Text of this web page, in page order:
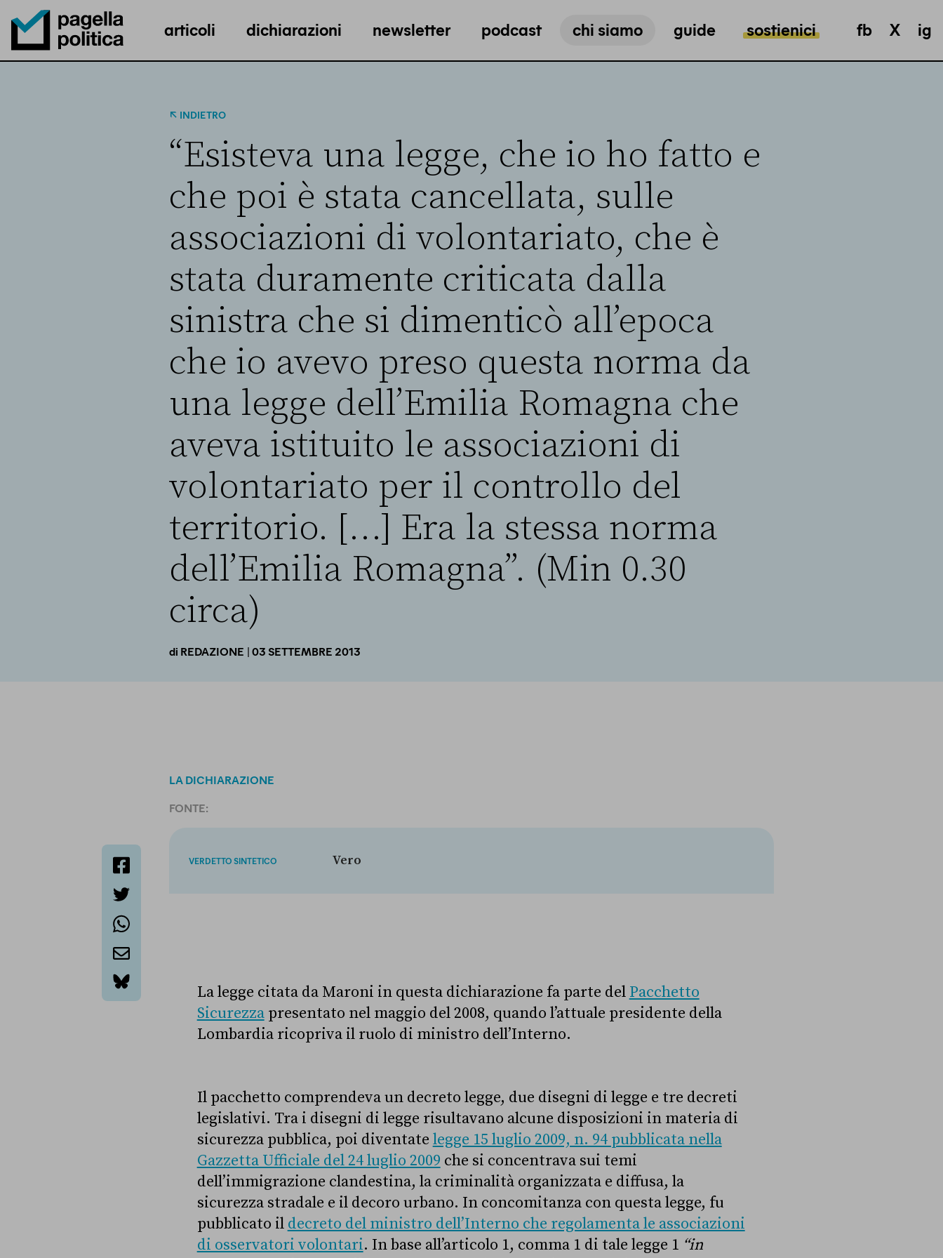
Pagella Politica Logo
articoli dichiarazioni newsletter podcast chi siamo guide sostienici fb X ig
INDIETRO
“Esisteva una legge, che io ho fatto e
che poi è stata cancellata, sulle
associazioni di volontariato, che è
stata duramente criticata dalla
sinistra che si dimenticò all’epoca
che io avevo preso questa norma da
una legge dell’Emilia Romagna che
aveva istituito le associazioni di
volontariato per il controllo del
territorio. […] Era la stessa norma
dell’Emilia Romagna”. (Min 0.30
circa)
di REDAZIONE | 03 SETTEMBRE 2013
LA DICHIARAZIONE
FONTE:
bluesky
VERDETTO SINTETICO Vero
La legge citata da Maroni in questa dichiarazione fa parte del Pacchetto
Sicurezzapresentato nel maggio del 2008, quando l’attuale presidente della
Lombardia ricopriva il ruolo di ministro dell’Interno.
Il pacchetto comprendeva un decreto legge, due disegni di legge e tre decreti
legislativi. Tra i disegni di legge risultavano alcune disposizioni in materia di
sicurezza pubblica, poi diventate legge 15 luglio 2009, n. 94 pubblicata nella
Gazzetta Ufficiale del 24 luglio 2009 che si concentrava sui temi
dell’immigrazione clandestina, la criminalità organizzata e diffusa, la
sicurezza stradale e il decoro urbano. In concomitanza con questa legge, fu
pubblicato il decreto del ministro dell’Interno che regolamenta le associazioni
di osservatori volontari. In base all’articolo 1, comma 1 di tale legge 1 “in